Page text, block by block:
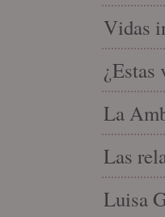
Vidas
¿Estas
La
Las
Luisa